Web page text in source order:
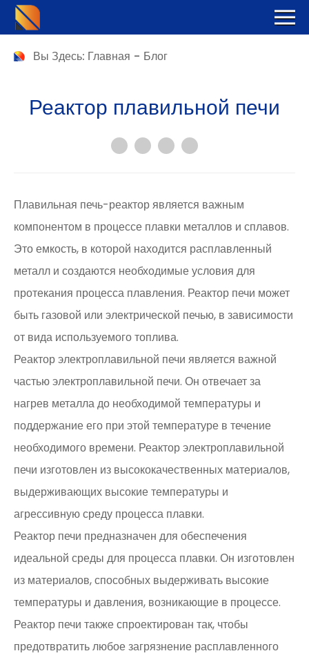
Вы Здесь: Главная - Блог
Реактор плавильной печи
Плавильная печь-реактор является важным
компонентом в процессе плавки металлов и сплавов.
Это емкость, в которой находится расплавленный
металл и создаются необходимые условия для
протекания процесса плавления. Реактор печи может
быть газовой или электрической печью, в зависимости
от вида используемого топлива.
Реактор электроплавильной печи является важной
частью электроплавильной печи. Он отвечает за
нагрев металла до необходимой температуры и
поддержание его при этой температуре в течение
необходимого времени. Реактор электроплавильной
печи изготовлен из высококачественных материалов,
выдерживающих высокие температуры и
агрессивную среду процесса плавки.
Реактор печи предназначен для обеспечения
идеальной среды для процесса плавки. Он изготовлен
из материалов, способных выдерживать высокие
температуры и давления, возникающие в процессе.
Реактор печи также спроектирован так, чтобы
предотвратить любое загрязнение расплавленного